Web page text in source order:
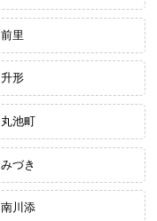
前里
升形
丸池町
みづき
南川添